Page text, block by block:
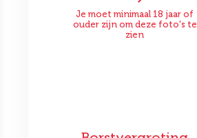
Je moet minimaal 18 jaar of
ouder zijn om deze foto's te
zien
Voor Na